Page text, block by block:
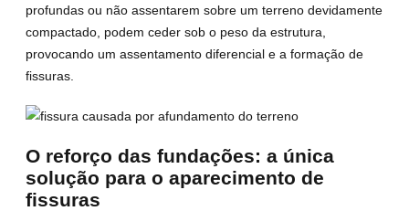
profundas ou não assentarem sobre um terreno devidamente
compactado, podem ceder sob o peso da estrutura,
provocando um assentamento diferencial e a formação de
fissuras.
O reforço das fundações: a única
solução para o aparecimento de
fissuras